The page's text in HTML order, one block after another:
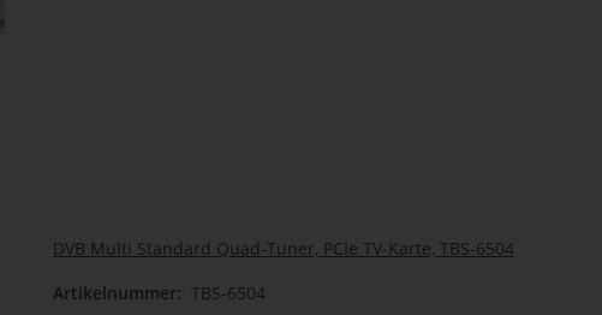
DVB Multi Standard Quad-Tuner, PCIe TV-Karte, TBS-6504
Artikelnummer: TBS-6504